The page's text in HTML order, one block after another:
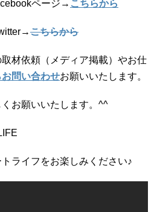
ページ→ こちらから
こちらから
材依頼（メディア掲載）やお仕
問い合わせお願いいたします。
お願いいたします。^^
ライフをお楽しみください♪